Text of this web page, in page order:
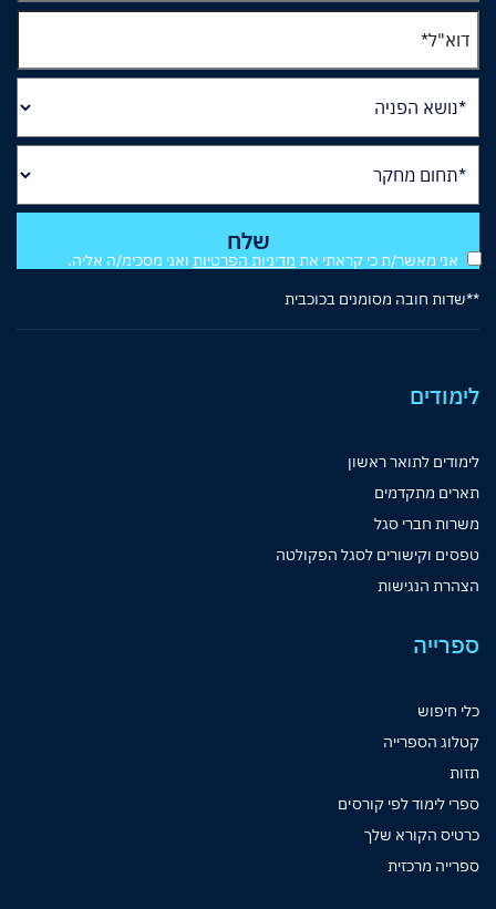
אני מאשר/ת כי קראתי את מדיניות הפרטיות
ואני מסכימ/ה אליה.
**שדות חובה מסומנים בכוכבית
לימודים
לימודים לתואר ראשון
תארים מתקדמים
משרות חברי סגל
טפסים וקישורים לסגל הפקולטה
הצהרת הנגישות
ספרייה
כלי חיפוש
קטלוג הספרייה
תזות
ספרי לימוד לפי קורסים
כרטיס הקורא שלך
ספרייה מרכזית